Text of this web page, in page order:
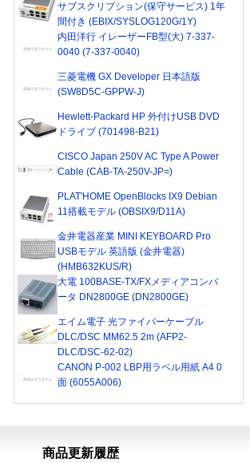
サブスクリプション(保守サービス) 1年
間付き (EBIX/SYSLOG120G/1Y)
内田洋行 イレーザーFB型(大) 7-337-
0040 (7-337-0040)
三菱電機 GX Developer 日本語版
(SW8D5C-GPPW-J)
Hewlett-Packard HP 外付けUSB DVD
ドライブ (701498-B21)
CISCO Japan 250V AC Type A Power
Cable (CAB-TA-250V-JP=)
PLAT'HOME OpenBlocks IX9 Debian
11搭載モデル (OBSIX9/D11A)
金井電器産業 MINI KEYBOARD Pro
USBモデル 英語版 (金井電器)
(HMB632KUS/R)
大電 100BASE-TX/FXメディアコンバ
ータ DN2800GE (DN2800GE)
エイム電子 光ファイバーケーブル
DLC/DSC MM62.5 2m (AFP2-
DLC/DSC-62-02)
CANON P-002 LBP用ラベル用紙 A4 0
面 (6055A006)
商品更新履歴